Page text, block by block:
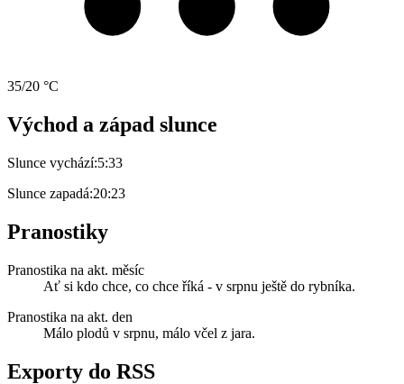
35/20 °C
Východ a západ slunce
Slunce vychází:5:33
Slunce zapadá:20:23
Pranostiky
Pranostika na akt. měsíc
Ať si kdo chce, co chce říká - v srpnu ještě do rybníka.
Pranostika na akt. den
Málo plodů v srpnu, málo včel z jara.
Exporty do RSS